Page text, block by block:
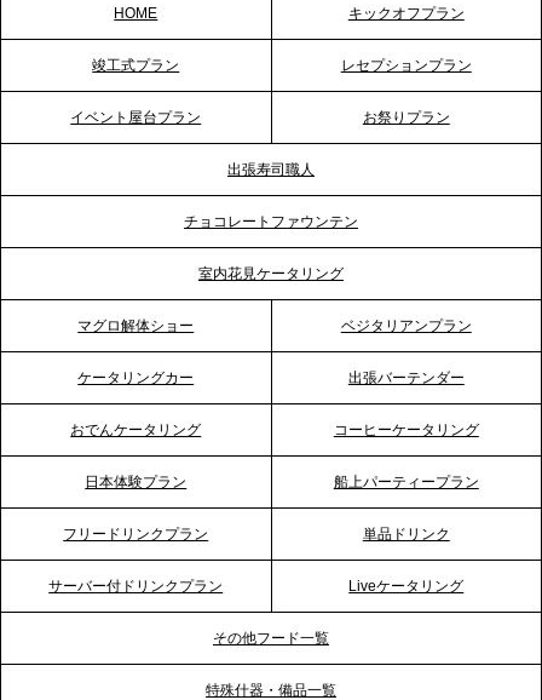
2026.5.20
プレスリリースのご案内｜ケータリングのセカンド
2026.5.12
プレスリリースのご案内｜ケータリングのセカンド
2026.4.21
プレスリリースのご案内｜「温かな食」が会話のス
イッチに。新入社員研修で《食体験としてのケータ
プレスリリースのご案内｜ケータリングのセカンド
テーブル、横浜事務所を新設。神奈川エリアのサー
ビス提供体制を強化し、質の高い「場づくり」をサ
HOME キックオフプラン
竣工式プラン レセプションプラン
イベント屋台プラン お祭りプラン
出張寿司職人
チョコレートファウンテン
室内花見ケータリング
マグロ解体ショー ベジタリアンプラン
ケータリングカー 出張バーテンダー
おでんケータリング コーヒーケータリング
日本体験プラン 船上パーティープラン
フリードリンクプラン 単品ドリンク
サーバー付ドリンクプラン Liveケータリング
その他フード一覧
特殊什器・備品一覧